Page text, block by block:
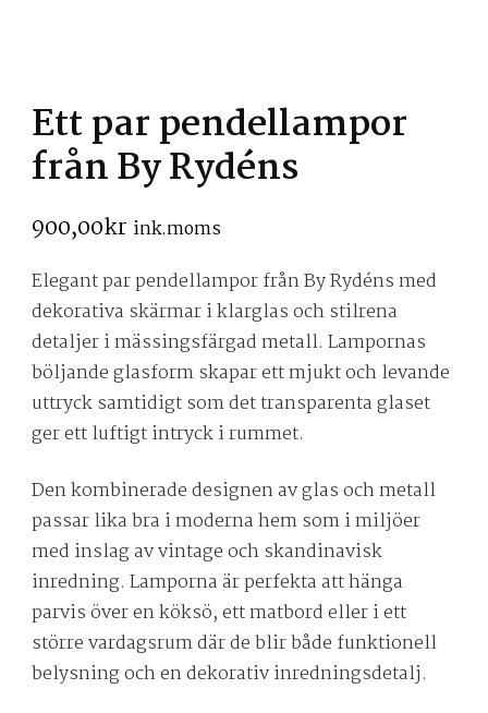
Ett par pendellampor
från By Rydéns
900,00kr ink.moms
Elegant par pendellampor från By Rydéns med
dekorativa skärmar i klarglas och stilrena
detaljer i mässingsfärgad metall. Lampornas
böljande glasform skapar ett mjukt och levande
uttryck samtidigt som det transparenta glaset
ger ett luftigt intryck i rummet.
Den kombinerade designen av glas och metall
passar lika bra i moderna hem som i miljöer
med inslag av vintage och skandinavisk
inredning. Lamporna är perfekta att hänga
parvis över en köksö, ett matbord eller i ett
större vardagsrum där de blir både funktionell
belysning och en dekorativ inredningsdetalj.